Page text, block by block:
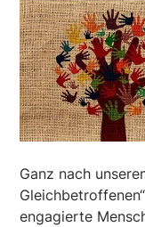
Ganz nach
engagierte